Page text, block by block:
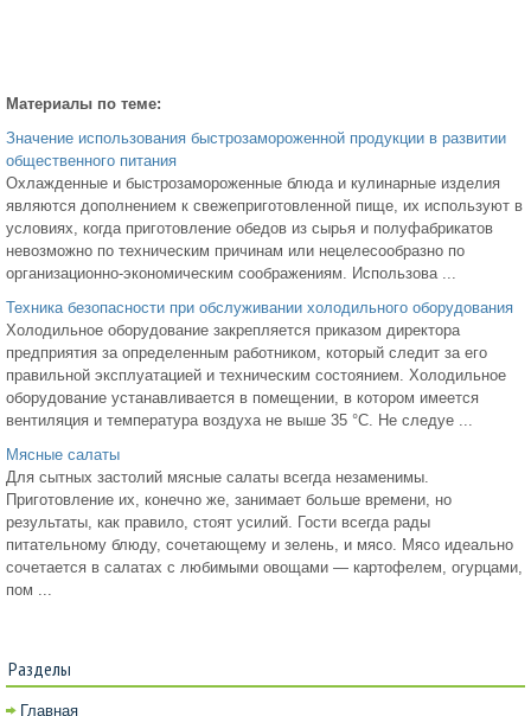
Материалы по теме:
Значение использования быстрозамороженной продукции в развитии
общественного питания
Охлажденные и быстрозамороженные блюда и кулинарные изделия
являются дополнением к свежеприготовленной пище, их используют в
условиях, когда приготовление обедов из сырья и полуфабрикатов
невозможно по техническим причинам или нецелесообразно по
организационно-экономическим соображениям. Использова ...
Техника безопасности при обслуживании холодильного оборудования
Холодильное оборудование закрепляется приказом директора
предприятия за определенным работником, который следит за его
правильной эксплуатацией и техническим состоянием. Холодильное
оборудование устанавливается в помещении, в котором имеется
вентиляция и температура воздуха не выше 35 °С. Не следуе ...
Мясные салаты
Для сытных застолий мясные салаты всегда незаменимы.
Приготовление их, конечно же, занимает больше времени, но
результаты, как правило, стоят усилий. Гости всегда рады
питательному блюду, сочетающему и зелень, и мясо. Мясо идеально
сочетается в салатах с любимыми овощами — картофелем, огурцами,
пом ...
Разделы
Главная